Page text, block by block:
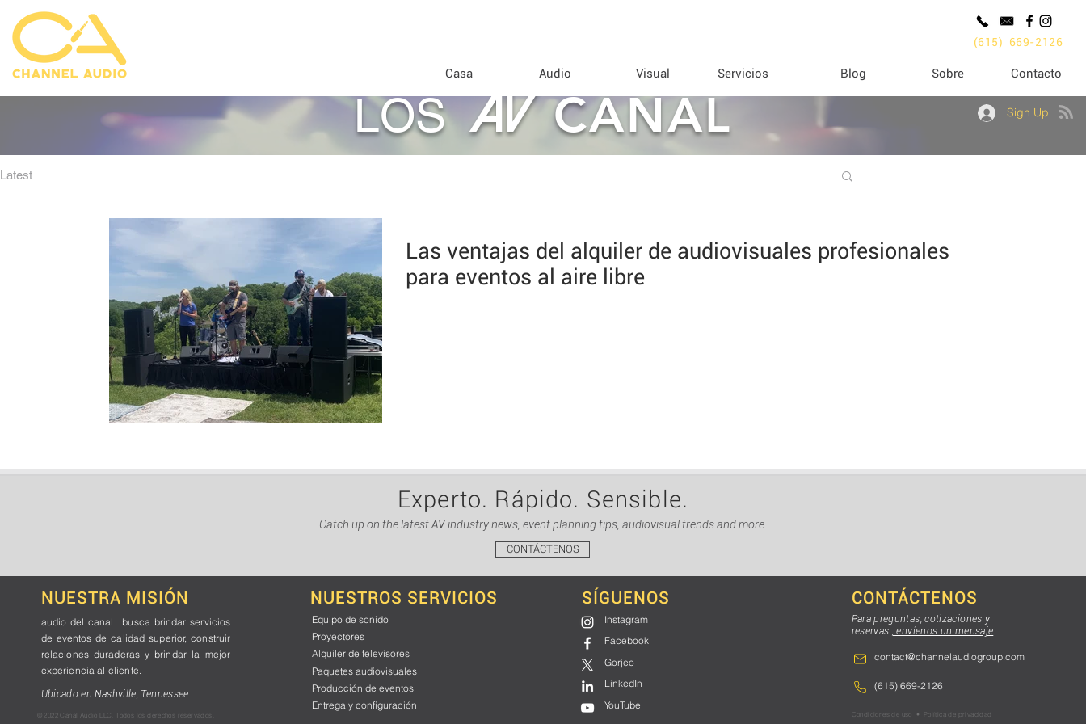
(615) 669-2126
Casa Audio Visual Servicios Blog Sobre Contacto
Latest
Las ventajas del alquiler de audiovisuales profesionales
para eventos al aire libre
Sign Up
LOS AV CANAL
Experto. Rápido. Sensible.
Catch up on the latest AV industry news, event planning tips, audiovisual trends and more.
CONTÁCTENOS
NUESTRA MISIÓN
audio del canal busca brindarservicios
de eventos de calidad superior, construir
relaciones duraderas y brindar la mejor
experiencia al cliente.
Ubicado en Nashville, Tennessee
© 2022 Canal Audio LLC. Todos los derechos reservados.
NUESTROS SERVICIOS
Equipo de sonido
Proyectores
Alquiler de televisores
Paquetes audiovisuales
Producción de eventos
Entrega y configuración
SÍGUENOS
Instagram
Facebook
Gorjeo
LinkedIn
YouTube
CONTÁCTENOS
Para preguntas, cotizaciones y
reservas
, envíenos un mensaje
contact@channelaudiogroup.com
(615) 669-2126
Condiciones de uso • Política de privacidad